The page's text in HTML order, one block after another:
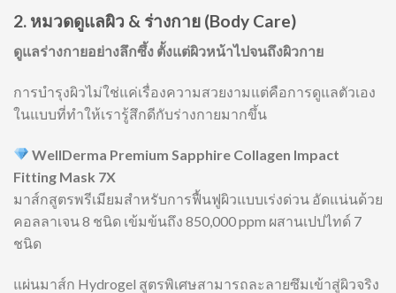
2. หมวดดูแลผิว & ร่างกาย (Body Care)
ดูแลร่างกายอย่างลึกซึ้ง ตั้งแต่ผิวหน้าไปจนถึงผิวกาย
การบำรุงผิวไม่ใช่แค่เรื่องความสวยงามแต่คือการดูแลตัวเอง
ในแบบที่ทำให้เรารู้สึกดีกับร่างกายมากขึ้น
WellDerma Premium Sapphire Collagen Impact
Fitting Mask 7X
มาส์กสูตรพรีเมียมสำหรับการฟื้นฟูผิวแบบเร่งด่วน อัดแน่นด้วย
คอลลาเจน 8 ชนิด เข้มข้นถึง 850,000 ppm ผสานเปปไทด์ 7
ชนิด
แผ่นมาส์ก Hydrogel สูตรพิเศษสามารถละลายซึมเข้าสู่ผิวจริง